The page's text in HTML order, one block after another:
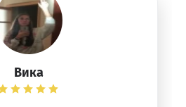
Вика